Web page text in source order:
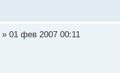
» 01 фев 2007 00:11